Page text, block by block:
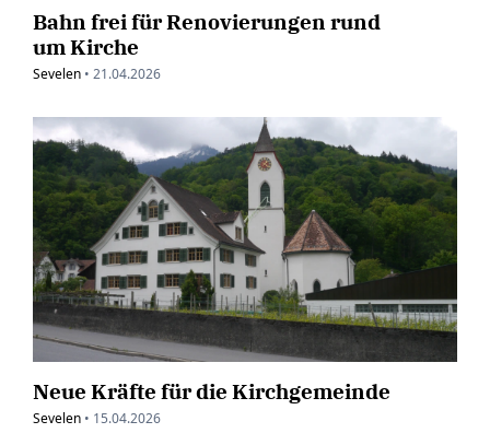
Bahn frei für Renovierungen rund
um Kirche
Sevelen • 21.04.2026
Neue Kräfte für die Kirchgemeinde
Sevelen • 15.04.2026